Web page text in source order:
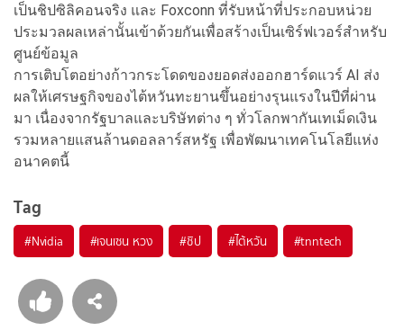
เป็นชิปซิลิคอนจริง และ Foxconn ที่รับหน้าที่ประกอบหน่วย
ประมวลผลเหล่านั้นเข้าด้วยกันเพื่อสร้างเป็นเซิร์ฟเวอร์สำหรับ
ศูนย์ข้อมูล
การเติบโตอย่างก้าวกระโดดของยอดส่งออกฮาร์ดแวร์ AI ส่ง
ผลให้เศรษฐกิจของไต้หวันทะยานขึ้นอย่างรุนแรงในปีที่ผ่าน
มา เนื่องจากรัฐบาลและบริษัทต่าง ๆ ทั่วโลกพากันเทเม็ดเงิน
รวมหลายแสนล้านดอลลาร์สหรัฐ เพื่อพัฒนาเทคโนโลยีแห่ง
อนาคตนี้
Tag
#Nvidia #เจนเซน หวง #ชิป #ไต้หวัน #tnntech